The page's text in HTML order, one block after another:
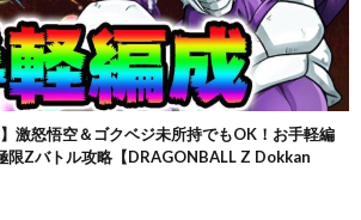
激怒悟空＆ゴクベジ未所持でもOK！お手軽編
限Zバトル攻略【DRAGONBALL Z Dokkan